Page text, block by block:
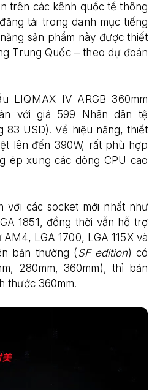
trên các kênh quốc tế thông
tải trong danh mục tiếng
sản phẩm này được thiết
Trung Quốc – theo dự đoán
LIQMAX IV ARGB 360mm
với giá 599 Nhân dân tệ
83 USD). Về hiệu năng, thiết
lên đến 390W, rất phù hợp
ép xung các dòng CPU cao
với các socket mới nhất như
1851, đồng thời vẫn hỗ trợ
LGA 1700, LGA 115X và
bản thường (SF edition) có
280mm, 360mm), thì bản
thước 360mm.